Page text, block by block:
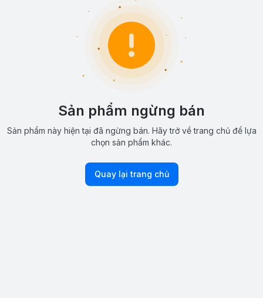
Sản phẩm ngừng bán
Sản phẩm này hiện tại đã ngừng bán. Hãy trở về trang chủ để lựa
chọn sản phẩm khác.
Quay lại trang chủ